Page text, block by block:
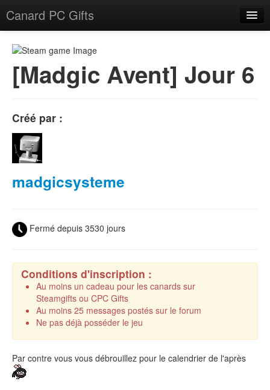
Canard PC Gifts
[Madgic Avent] Jour 6
Créé par :
madgicsysteme
Fermé depuis 3530 jours
Conditions d'inscription :
Au moins un cadeau pour les canards sur
Steamgifts ou CPC Gifts
Au moins 25 messages postés sur le forum
Ne pas déjà posséder le jeu
Par contre vous vous débrouillez pour le calendrier de l'après